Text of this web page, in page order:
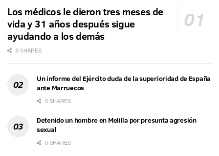
Los médicos le dieron tres meses de
vida y 31 años después sigue
ayudando a los demás
0 SHARES
Un informe del Ejército duda de la superioridad de España
ante Marruecos
0 SHARES
Detenido un hombre en Melilla por presunta agresión
sexual
0 SHARES